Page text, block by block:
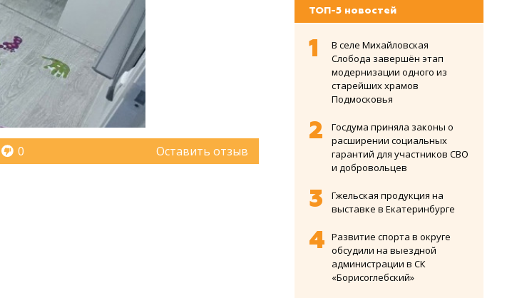
0 Оставить отзыв
ТОП-5 новостей
В селе Михайловская
Слобода завершён этап
модернизации одного из
старейших храмов
Подмосковья
Госдума приняла законы о
расширении социальных
гарантий для участников СВО
и добровольцев
Гжельская продукция на
выставке в Екатеринбурге
Развитие спорта в округе
обсудили на выездной
администрации в СК
«Борисоглебский»